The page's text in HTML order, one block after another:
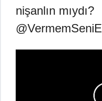
nişanlın mıydı?